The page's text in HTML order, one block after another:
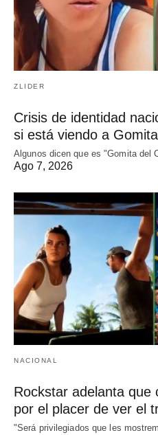
ZLIDER
Crisis de identidad
si está viendo a
Algunos dicen que es "Gomita del
Ago 7, 2026
NACIONAL
Rockstar adelanta que
por el placer de ver el
"Será privilegiados que les